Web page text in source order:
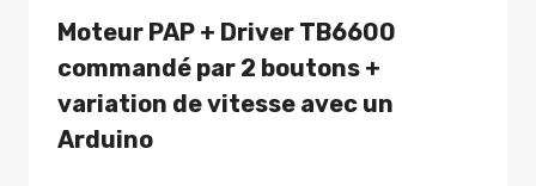
Moteur PAP + Driver TB6600
commandé par 2 boutons +
variation de vitesse avec un
Arduino